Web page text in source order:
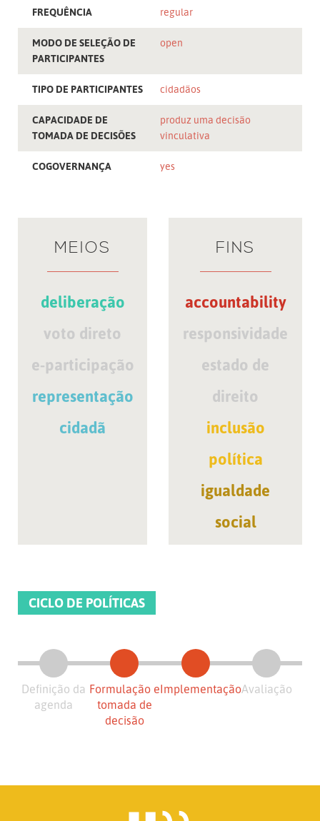
FREQUÊNCIA regular
MODO DE SELEÇÃO DE
PARTICIPANTES
open
TIPO DE PARTICIPANTES cidadãos
CAPACIDADE DE
TOMADA DE DECISÕES
produz uma decisão
vinculativa
COGOVERNANÇA yes
MEIOS
deliberação
voto direto
e-participação
representação
cidadã
FINS
accountability
responsividade
estado de
direito
inclusão
política
igualdade
social
CICLO DE POLÍTICAS
Definição da
agenda
Formulação e
tomada de
decisão
ImplementaçãoAvaliação